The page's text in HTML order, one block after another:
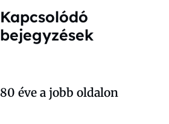
Kapcsolódó
bejegyzések
80 éve a jobb oldalon